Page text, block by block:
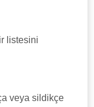
listesini
veya sildikçe